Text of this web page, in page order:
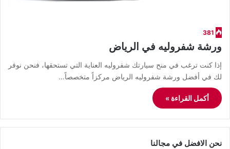
381
ورشة شفروليه في الرياض
إذا كنت ترغب في منح سيارتك شفروليه العناية التي تستحقها، فنحن نوفر
لك في أفضل ورشة شفروليه الرياض مركزاً متخصصاً…
أكمل القراءة »
نحن الافضل في مجالنا